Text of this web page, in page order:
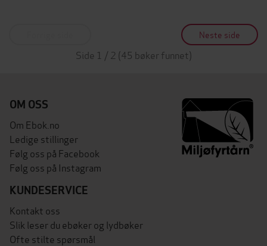
Neste side
Side 1 / 2 (45 bøker funnet)
OM OSS
Om Ebok.no
Ledige stillinger
Følg oss på Facebook
Følg oss på Instagram
KUNDESERVICE
Kontakt oss
Slik leser du ebøker og lydbøker
Ofte stilte spørsmål